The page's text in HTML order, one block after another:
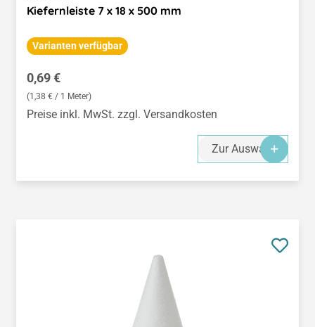
Kiefernleiste 7 x 18 x 500 mm
Varianten verfügbar
Regulärer Preis:
0,69 €
(1,38 € / 1 Meter)
Preise inkl. MwSt. zzgl. Versandkosten
Zur Auswahl